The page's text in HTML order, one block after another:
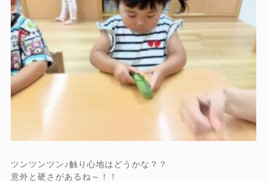
ツンツンツン♪触り心地はどうかな？？
意外と硬さがあるね～！！